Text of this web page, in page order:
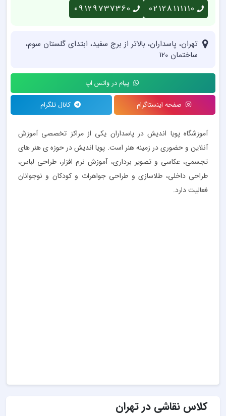
02128111110
09129737360
تهران، پاسداران، بالاتر از برج سفید، ابتدای گلستان سوم،
ساختمان 120
پیام در واتس اپ
صفحه اینستاگرام کانال تلگرام
آموزشگاه پویا اندیش در پاسداران یکی از مراکز تخصصی آموزش
آنلاین و حضوری در زمینه هنر است. پویا اندیش در حوزه ی هنر های
تجسمی، عکاسی و تصویر برداری، آموزش نرم افزار، طراحی لباس،
طراحی داخلی، طلاسازی و طراحی جواهرات و کودکان و نوجوانان
فعالیت دارد.
کلاس نقاشی در تهران